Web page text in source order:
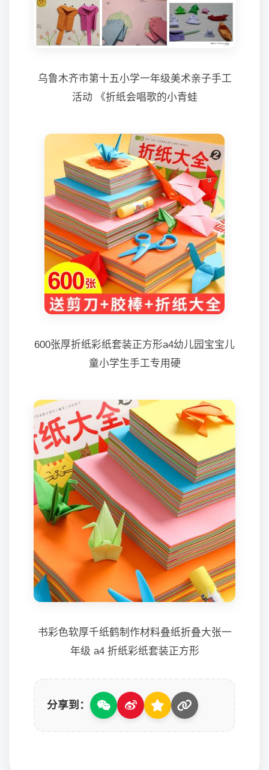
乌鲁木齐市第十五小学一年级美术亲子手工
活动 《折纸会唱歌的小青蛙
600张厚折纸彩纸套装正方形a4幼儿园宝宝儿
童小学生手工专用硬
书彩色软厚千纸鹤制作材料叠纸折叠大张一
年级 a4 折纸彩纸套装正方形
分享到：